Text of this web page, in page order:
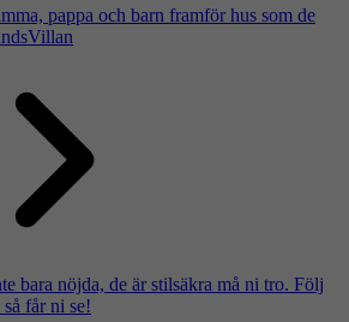
bara nöjda, de är stilsäkra må ni tro. Följ
får ni se!